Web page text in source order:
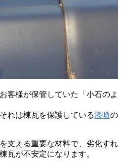
客様が保管していた「小石のよ
れは棟瓦を保護している漆喰の
支える重要な材料で、劣化すれ
瓦が不安定になります。